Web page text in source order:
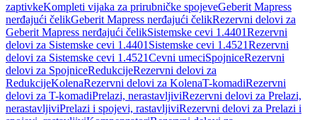
zaptivkeKompleti vijaka za prirubničke spojeveGeberit Mapress
nerđajući čelikGeberit Mapress nerđajući čelikRezervni delovi za
Geberit Mapress nerđajući čelikSistemske cevi 1.4401Rezervni
delovi za Sistemske cevi 1.4401 Sistemske cevi 1.4521Rezervni
delovi za Sistemske cevi 1.4521Cevni umeciSpojniceRezervni
delovi za SpojniceRedukcijeRezervni delovi za
RedukcijeKolenaRezervni delovi za KolenaT-komadiRezervni
delovi za T-komadiPrelazi, nerastavljiviRezervni delovi za Prelazi,
nerastavljiviPrelazi i spojevi, rastavljiviRezervni delovi za Prelazi i